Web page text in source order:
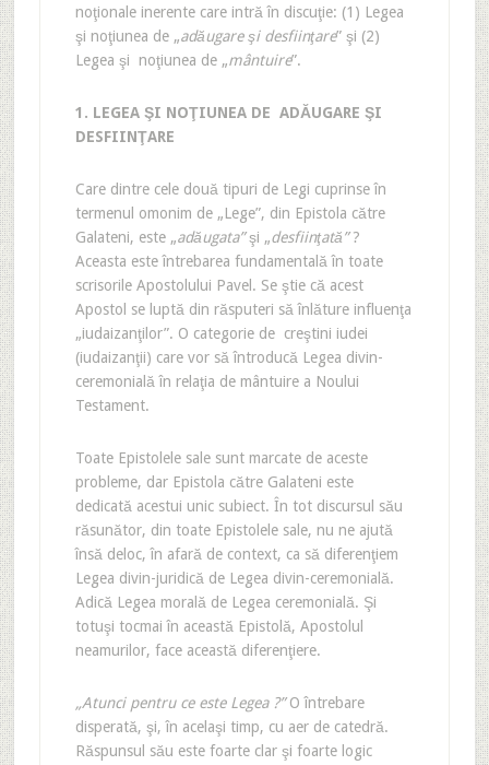
noţionale inerente care intră în discuţie: (1) Legea
şi noţiunea de „adăugare şi desfiinţare” şi (2)
Legea şi noţiunea de „mântuire”.
1. LEGEA ŞI NOŢIUNEA DE ADĂUGARE ŞI
DESFIINŢARE
Care dintre cele două tipuri de Legi cuprinse în
termenul omonim de „Lege”, din Epistola către
Galateni, este „adăugata”şi „desfiinţată”?
Aceasta este întrebarea fundamentală în toate
scrisorile Apostolului Pavel. Se ştie că acest
Apostol se luptă din răsputeri să înlăture influenţa
„iudaizanţilor”. O categorie de creştini iudei
(iudaizanţii) care vor să întroducă Legea divin-
ceremonială în relaţia de mântuire a Noului
Testament.
Toate Epistolele sale sunt marcate de aceste
probleme, dar Epistola către Galateni este
dedicată acestui unic subiect. În tot discursul său
răsunător, din toate Epistolele sale, nu ne ajută
însă deloc, în afară de context, ca să diferenţiem
Legea divin-juridică de Legea divin-ceremonială.
Adică Legea morală de Legea ceremonială. Şi
totuşi tocmai în această Epistolă, Apostolul
neamurilor, face această diferenţiere.
„Atunci pentru ce este Legea ?”O întrebare
disperată, şi, în acelaşi timp, cu aer de catedră.
Răspunsul său este foarte clar şi foarte logic